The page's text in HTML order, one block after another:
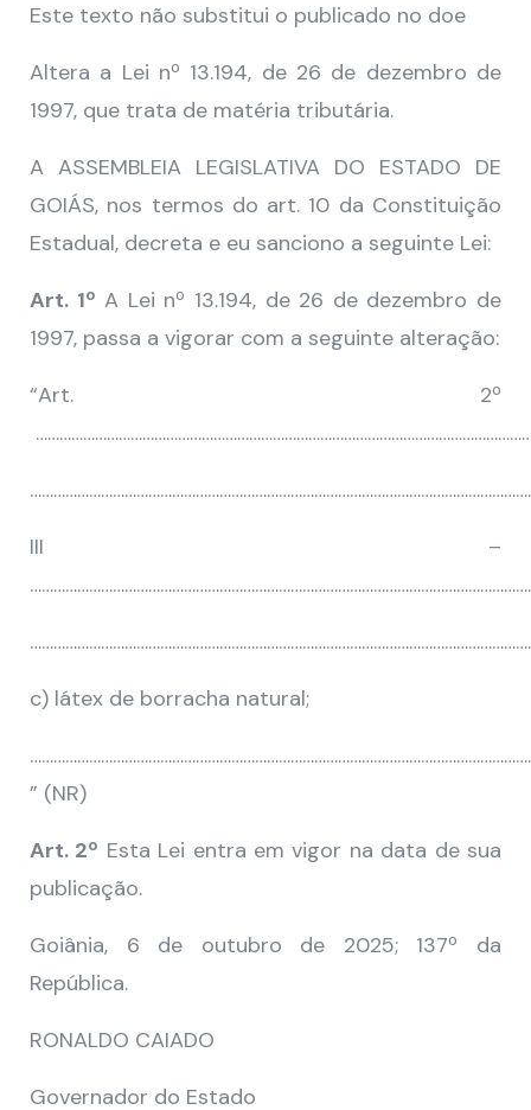
Este texto não substitui o publicado no doe
Altera a Lei nº 13.194, de 26 de dezembro de
1997, que trata de matéria tributária.
A ASSEMBLEIA LEGISLATIVA DO ESTADO DE
GOIÁS, nos termos do art. 10 da Constituição
Estadual, decreta e eu sanciono a seguinte Lei:
Art. 1º A Lei nº 13.194, de 26 de dezembro de
1997, passa a vigorar com a seguinte alteração:
“Art. 2º
III –
c) látex de borracha natural;
” (NR)
Art. 2º Esta Lei entra em vigor na data de sua
publicação.
Goiânia, 6 de outubro de 2025; 137º da
República.
RONALDO CAIADO
Governador do Estado